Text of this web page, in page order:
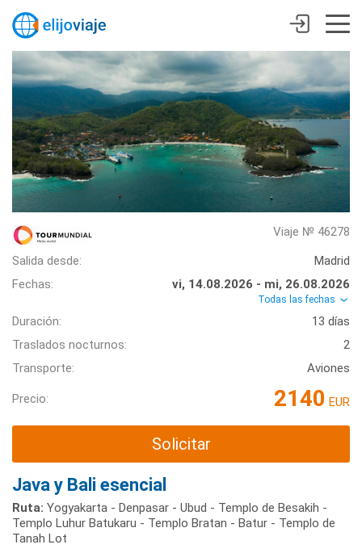
Viaje № 46278
Salida desde:
Madrid
Fechas:
vi, 14.08.2026 - mi, 26.08.2026
Todas las fechas
Duración:
13 días
Traslados nocturnos:
2
Transporte:
Aviones
Precio: 2140 EUR
Solicitar
Java y Bali esencial
Ruta: Yogyakarta - Denpasar - Ubud - Templo de Besakih -
Templo Luhur Batukaru - Templo Bratan - Batur - Templo de
Tanah Lot